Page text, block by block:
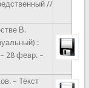
//
В.
:
28 февр. –
– Текст